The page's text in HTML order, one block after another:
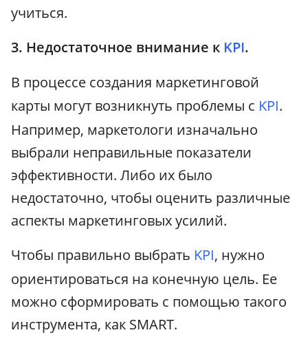
учиться.
3. Недостаточное внимание к KPI.
В процессе создания маркетинговой
карты могут возникнуть проблемы с KPI.
Например, маркетологи изначально
выбрали неправильные показатели
эффективности. Либо их было
недостаточно, чтобы оценить различные
аспекты маркетинговых усилий.
Чтобы правильно выбрать KPI, нужно
ориентироваться на конечную цель. Ее
можно сформировать с помощью такого
инструмента, как SMART.